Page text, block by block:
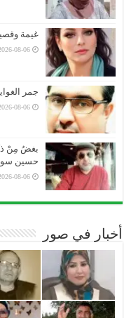
غيمة
08-06
جمر
08-06
حسين
08-06
أخبار في صور